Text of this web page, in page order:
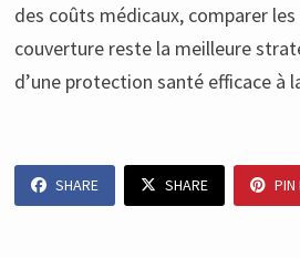
des coûts médicaux, comparer
couverture reste la meilleure
d’une protection santé efficace à
SHARE SHARE PIN